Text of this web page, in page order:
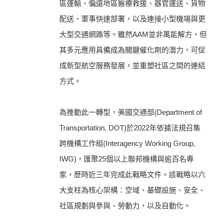
區運輸、偏遠地區醫療救援、器官運送、貨物
配送、軍事快速部署，以及連接小型機場與更
大型交通網路等。雖然AAM並非萬能解方，但
其多元應用具備成為關鍵催化劑的潛力，可促
成新型航空服務發展，並重塑社區之間的連結
方式。
為推動此一轉型，美國交通部(Department of
Transportation, DOT)於2022年依據法規召集
跨機構工作組(Interagency Working Group,
IWG)，匯聚25個以上聯邦機構與逾百名專
家，歷時近三年完成此戰略文件。該戰略以六
大支柱為核心架構：空域、基礎設施、安全、
社區規劃與參與、勞動力，以及自動化。